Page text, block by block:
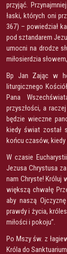
przyjąć.
łaski, których oni
367) – powiedział
pod sztandarem
umocni na drodze
miłosierdzia
Bp Jan Zając w
liturgicznego
Pana
przyszłości, a
będzie wieczne
kiedy świat został
końcu czasów,
W czasie
Jezusa Chrystusa
nam Chryste! Króluj
większą chwałę
aby naszą
prawdy i życia,
miłości i pokoju”.
Po Mszy św. z
Króla do